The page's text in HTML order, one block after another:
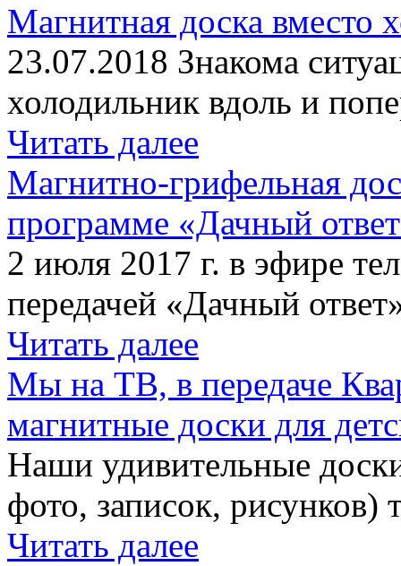
Магнитная доска вместо
23.07.2018 Знакома
холодильник вдоль и
Читать далее
Магнитно-грифельная
программе «Дачный
2 июля 2017 г. в эфире
передачей «Дачный
Читать далее
Мы на ТВ, в передаче
магнитные доски для
Наши удивительные
фото, записок,
Читать далее